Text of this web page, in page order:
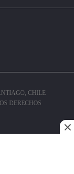
CHILE
DERECHOS